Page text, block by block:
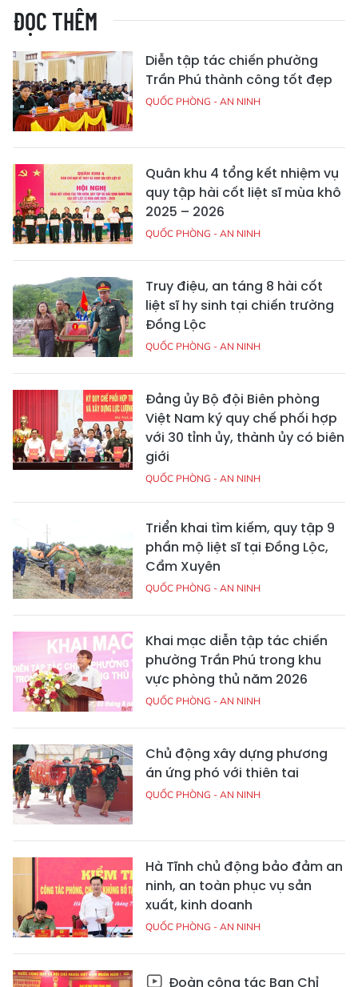
ĐỌC THÊM
Diễn tập tác chiến phường
Trần Phú thành công tốt đẹp
QUỐC PHÒNG - AN NINH
Quân khu 4 tổng kết nhiệm vụ
quy tập hài cốt liệt sĩ mùa khô
2025 – 2026
QUỐC PHÒNG - AN NINH
Truy điệu, an táng 8 hài cốt
liệt sĩ hy sinh tại chiến trường
Đồng Lộc
QUỐC PHÒNG - AN NINH
Đảng ủy Bộ đội Biên phòng
Việt Nam ký quy chế phối hợp
với 30 tỉnh ủy, thành ủy có biên
giới
QUỐC PHÒNG - AN NINH
Triển khai tìm kiếm, quy tập 9
phần mộ liệt sĩ tại Đồng Lộc,
Cẩm Xuyên
QUỐC PHÒNG - AN NINH
Khai mạc diễn tập tác chiến
phường Trần Phú trong khu
vực phòng thủ năm 2026
QUỐC PHÒNG - AN NINH
Chủ động xây dựng phương
án ứng phó với thiên tai
QUỐC PHÒNG - AN NINH
Hà Tĩnh chủ động bảo đảm an
ninh, an toàn phục vụ sản
xuất, kinh doanh
QUỐC PHÒNG - AN NINH
Đoàn công tác Ban Chỉ